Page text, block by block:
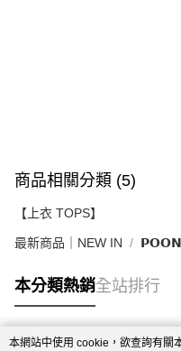
商品相關分類 (5)
【上衣 TOPS】
最新商品｜NEW IN
本分類熱銷全站排行
本網站中使用 cookie，欲查詢有關